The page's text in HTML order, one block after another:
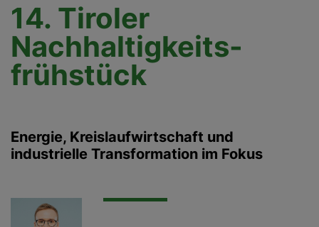
14. Tiroler
Nachhaltigkeits-
frühstück
Energie, Kreislaufwirtschaft und
industrielle Transformation im Fokus